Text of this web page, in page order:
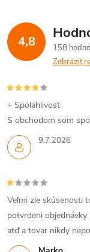
4,8
158
Zobraziť
9.7.2026
+ Spolahlivost
S obchodom som
Veľmi zle skúsenosti
potvrdeni
atď a tovar nikdy